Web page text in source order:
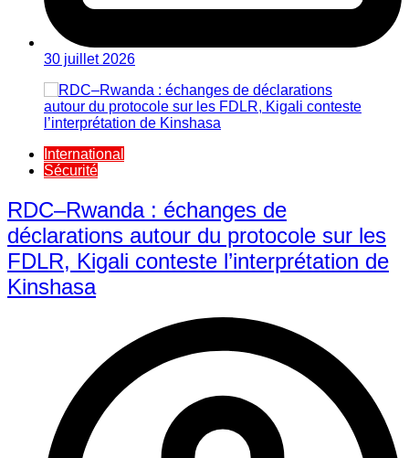
30 juillet 2026
International
Sécurité
RDC–Rwanda : échanges de
déclarations autour du protocole sur les
FDLR, Kigali conteste l’interprétation de
Kinshasa